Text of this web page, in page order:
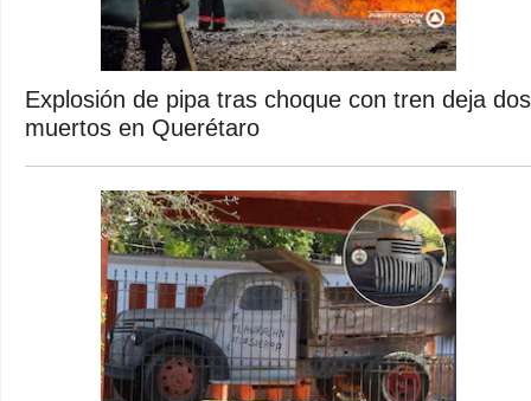
Explosión de pipa tras choque con tren deja dos
muertos en Querétaro